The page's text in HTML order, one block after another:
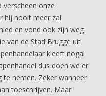
verscheen onze
hij nooit meer zal
en vond ook zijn weg
van de Stad Brugge uit
kleeft nogal
dus doen we er
nemen. Zeker wanneer
toeschrijven. Maar